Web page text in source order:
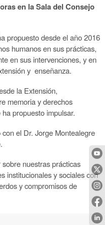
en la Sala del Consejo
propuesto desde el año 2016
humanos en sus prácticas,
en sus intervenciones, y en
y enseñanza.
la Extensión,
memoria y derechos
propuesto impulsar.
con​el Dr. ​ Jorge Montealegre
.
nuestras prácticas
institucionales y sociales con
y compromisos de